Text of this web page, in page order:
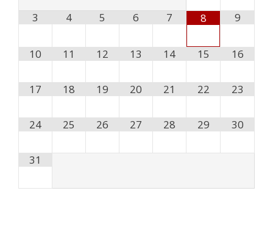
3 4 5 6 7 8 9
10 11 12 13 14 15 16
17 18 19 20 21 22 23
24 25 26 27 28 29 30
31